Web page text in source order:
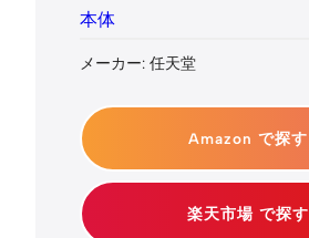
本体
メーカー: 任天堂
Amazon で探す
楽天市場 で探す